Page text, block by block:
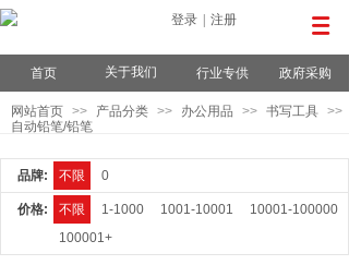
登录 注册
首页 关于我们 行业专供 政府采购
网站首页 >> 产品分类 >> 办公用品 >> 书写工具 >>
自动铅笔/铅笔
品牌: 不限 0
价格: 不限 1-1000 1001-10001
10001-100000
100001+